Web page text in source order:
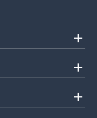
add
add
add